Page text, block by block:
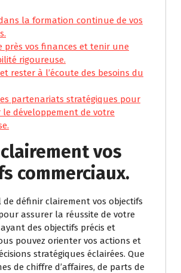
la formation continue de vos
près vos finances et tenir une
rigoureuse.
rester à l’écoute des besoins du
partenariats stratégiques pour
le développement de votre
vos
commerciaux.
de définir clairement vos objectifs
assurer la réussite de votre
des objectifs précis et
pouvez orienter vos actions et
stratégiques éclairées. Que
de chiffre d’affaires, de parts de